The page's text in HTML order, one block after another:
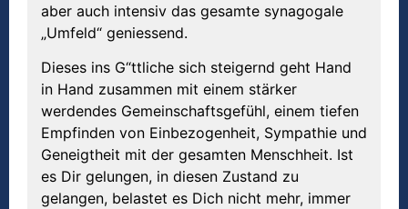
aber auch intensiv das gesamte synagogale
„Umfeld“ geniessend.
Dieses ins G“ttliche sich steigernd geht Hand
in Hand zusammen mit einem stärker
werdendes Gemeinschaftsgefühl, einem tiefen
Empfinden von Einbezogenheit, Sympathie und
Geneigtheit mit der gesamten Menschheit. Ist
es Dir gelungen, in diesen Zustand zu
gelangen, belastet es Dich nicht mehr, immer